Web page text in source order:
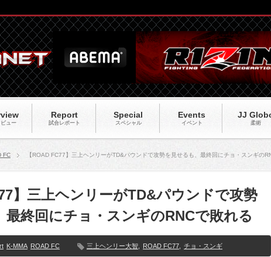
ュー
Report
試合レポート
Special
スペシャル
Events
イベント
JJ
柔術
FC 【ROAD FC77】三上ヘンリーがTD&パウンドで攻勢を見せるも、最終回にチョ・スンギの
】三上ヘンリーがTD&パウンドで攻勢
最終回にチョ・スンギのRNCで敗れる
K-MMA ROAD FC 三上ヘンリー大智 ROAD FC77 チョ・スンギ